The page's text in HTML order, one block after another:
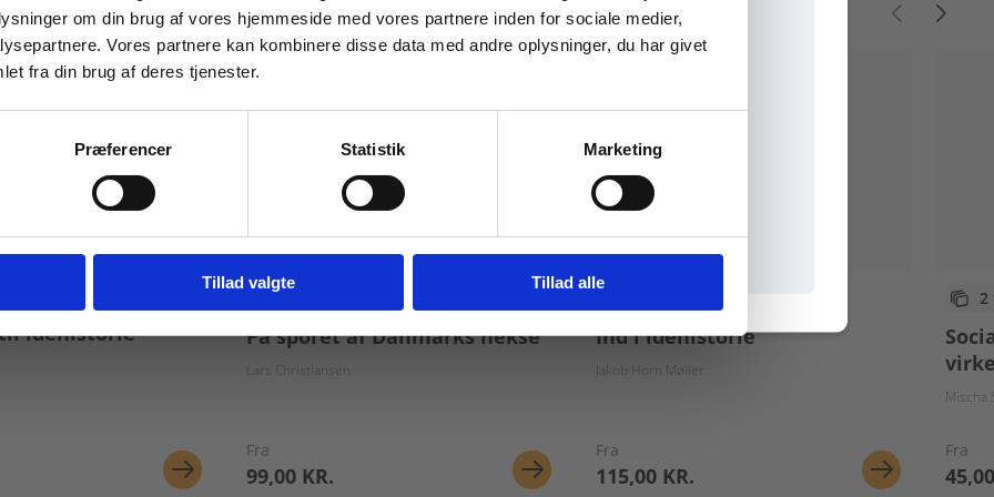
om din brug af vores hjemmeside med vores partnere inden for sociale medier,
Vores partnere kan kombinere disse data med andre oplysninger, du har givet
fra din brug af deres tjenester.
Præferencer Statistik Marketing
Tillad valgte Tillad alle
idéhistorie På sporet af Danmarks hekse
Lars Christiansen
Fra
99,00 KR.
Ind i idéhistorie
Jakob Horn Møller
Fra
115,00 KR.
2
Mischa
Fra
For institutioner og
virksomheder. Du får
vist priser ekskl. moms.